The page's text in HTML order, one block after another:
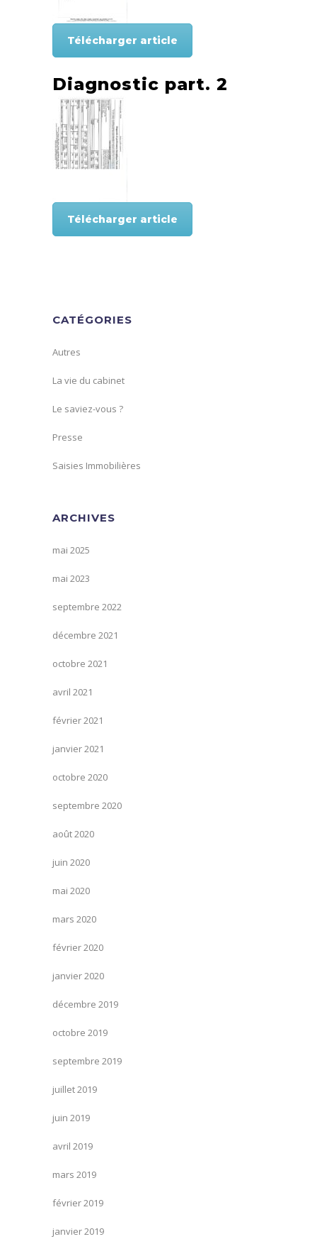
Télécharger article
Diagnostic part. 2
Télécharger article
CATÉGORIES
Autres
La vie du cabinet
Le saviez-vous ?
Presse
Saisies Immobilières
ARCHIVES
mai 2025
mai 2023
septembre 2022
décembre 2021
octobre 2021
avril 2021
février 2021
janvier 2021
octobre 2020
septembre 2020
août 2020
juin 2020
mai 2020
mars 2020
février 2020
janvier 2020
décembre 2019
octobre 2019
septembre 2019
juillet 2019
juin 2019
avril 2019
mars 2019
février 2019
janvier 2019